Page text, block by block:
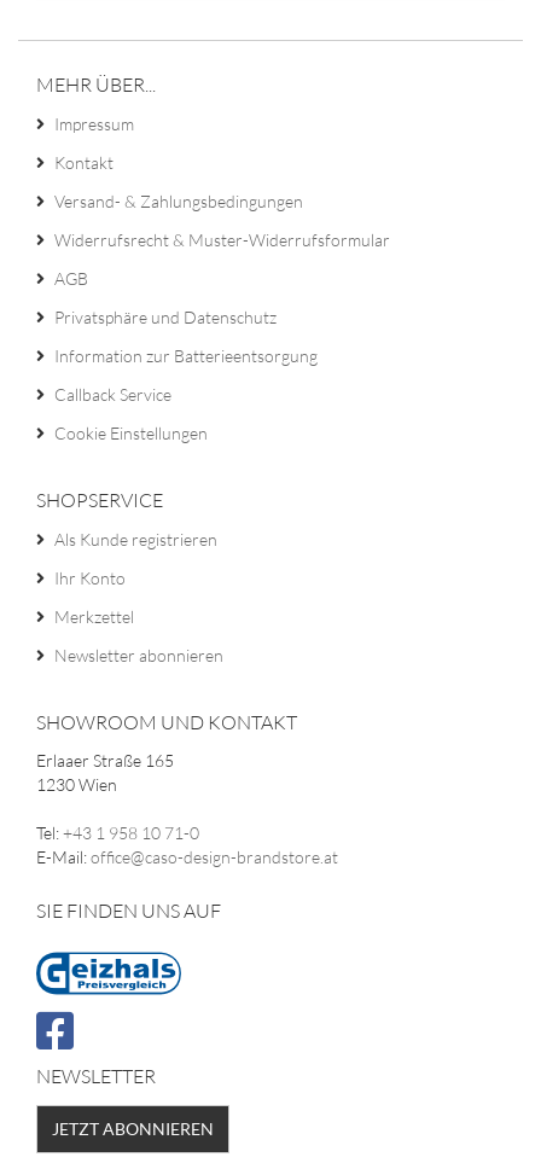
MEHR ÜBER...
Impressum
Kontakt
Versand- & Zahlungsbedingungen
Widerrufsrecht & Muster-Widerrufsformular
AGB
Privatsphäre und Datenschutz
Information zur Batterieentsorgung
Callback Service
Cookie Einstellungen
SHOPSERVICE
Als Kunde registrieren
Ihr Konto
Merkzettel
Newsletter abonnieren
SHOWROOM UND KONTAKT
Erlaaer Straße 165
1230 Wien
Tel:+43 1 958 10 71-0
E-Mail:office@caso-design-brandstore.at
SIE FINDEN UNS AUF
NEWSLETTER
JETZT ABONNIEREN